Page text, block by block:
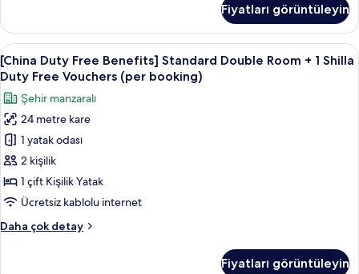
(per
booking)
için
tüm
fotoğrafları
görün
Deluxe
Double
Room
+
Shilla
Duty
Free
Vouchers
(per
hakkında
daha
detay
Fiyatları görüntüleyin
[China
Duty
Free
Benefits]
Standard
Double
Room
+
1
Duty
Kaliteli yatak takımı, kuştüyü yorgan,
8
[China Duty Free Benefits] Standard Double Room + 1 Shilla
Duty Free Vouchers (per booking)
Şehir manzaralı
24 metre kare
1 yatak odası
2 kişilik
1 çift Kişilik Yatak
Ücretsiz kablolu internet
Daha çok detay
[China
Fiyatları görüntüleyin